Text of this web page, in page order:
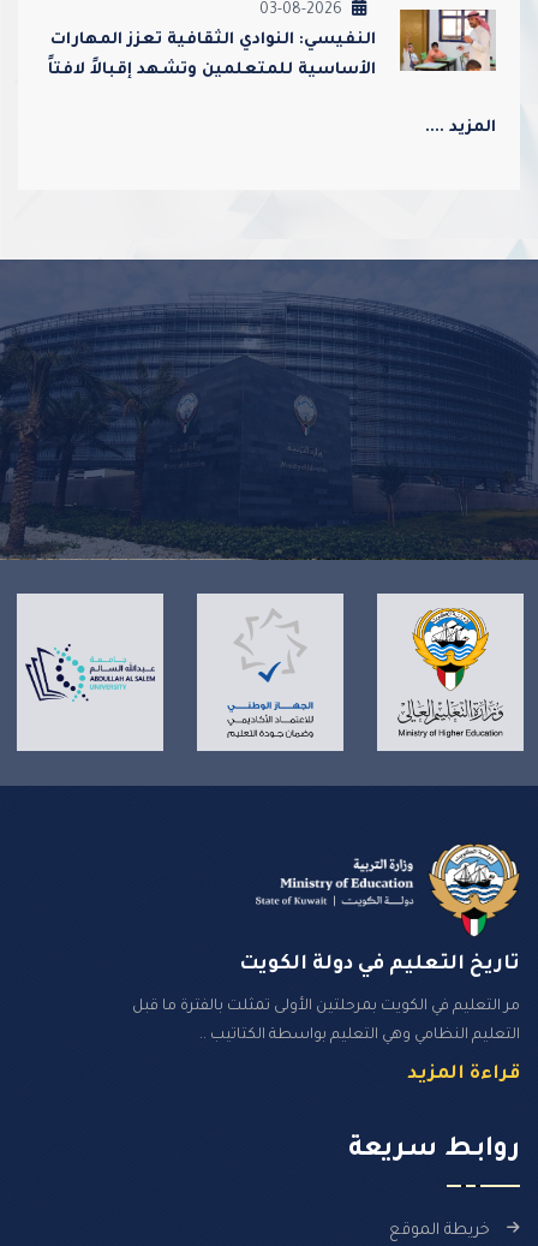
03-08-2026
النفيسي: النوادي الثقافية تعزز المهارات
الأساسية للمتعلمين وتشهد إقبالاً لافتاً
المزيد ....
تاريخ التعليم في دولة الكويت
مر التعليم في الكويت بمرحلتين الأولى تمثلت بالفترة ما قبل
التعليم النظامي وهي التعليم بواسطة الكتاتيب ..
قراءة المزيد
روابـط سـريعة
خريطة الموقع